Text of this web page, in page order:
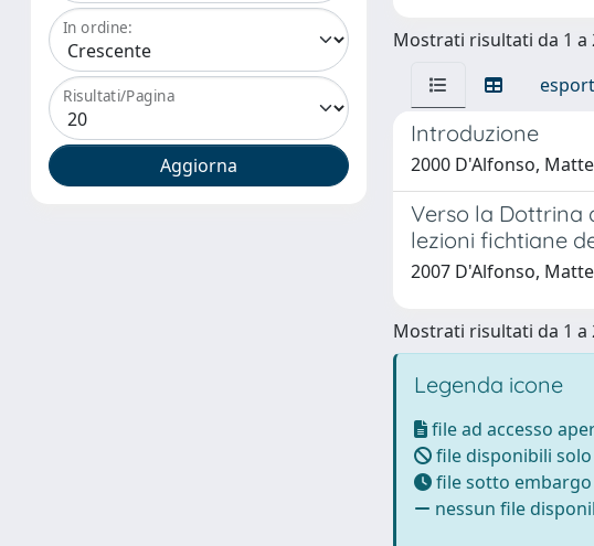
In ordine:
Risultati/Pagina
Mostrati risultati da 1 a
Introduzione
2000 D'Alfonso,
Verso la Dottrina
lezioni fichtiane
2007 D'Alfonso,
Mostrati risultati da 1 a
Legenda icone
file ad accesso
file disponibili
file sotto embargo
nessun file